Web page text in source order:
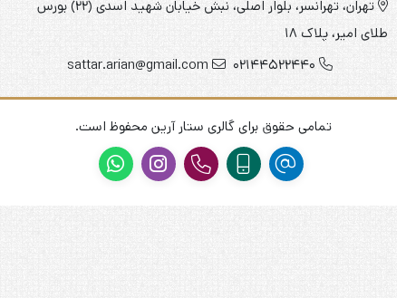
تهران، تهرانسر، بلوار اصلی، نبش خیابان شهید اسدی (22) بورس
طلای امیر، پلاک 18
02144522440
sattar.arian@gmail.com
تمامی حقوق برای گالری ستار آرین محفوظ است.